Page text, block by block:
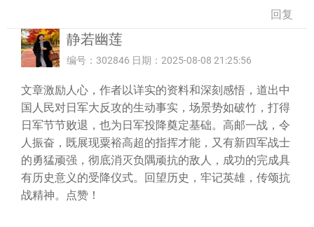
回复
静若幽莲
编号：302846 日期：2025-08-08 21:25:56
文章激励人心，作者以详实的资料和深刻感悟，道出中
国人民对日军大反攻的生动事实，场景势如破竹，打得
日军节节败退，也为日军投降奠定基础。高邮一战，令
人振奋，既展现粟裕高超的指挥才能，又有新四军战士
的勇猛顽强，彻底消灭负隅顽抗的敌人，成功的完成具
有历史意义的受降仪式。回望历史，牢记英雄，传颂抗
战精神。点赞！